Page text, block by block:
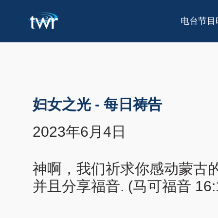
电台节目
妇女之光 - 每日祷告
2023年6月4日
神啊，我们祈求你感动蒙古
并且分享福音. (马可福音